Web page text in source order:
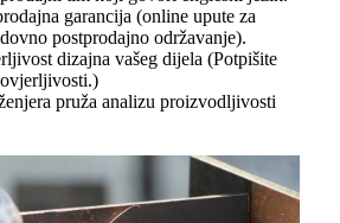
garancija (online upute za
postprodajno održavanje).
dizajna vašeg dijela (Potpišite
pruža analizu proizvodljivosti